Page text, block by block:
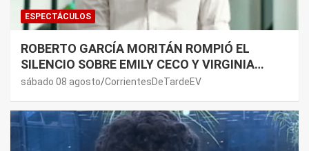
ESPECTÁCULOS
ROBERTO GARCÍA MORITÁN ROMPIÓ EL
SILENCIO SOBRE EMILY CECO Y VIRGINIA
GALLARDO: “DEDÍQUENSE A SUS VIDAS”
sábado 08 agosto CorrientesDeTardeEV